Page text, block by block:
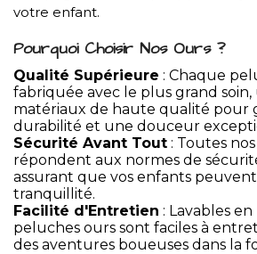
votre enfant.
Pourquoi Choisir Nos Ours ?
Qualité Supérieure : Chaque
fabriquée avec le plus grand soin,
matériaux de haute qualité pour
durabilité et une douceur
Sécurité Avant Tout : Toutes
répondent aux normes de
assurant que vos enfants
tranquillité.
Facilité d'Entretien : Lavables
peluches ours sont faciles à
des aventures boueuses dans la